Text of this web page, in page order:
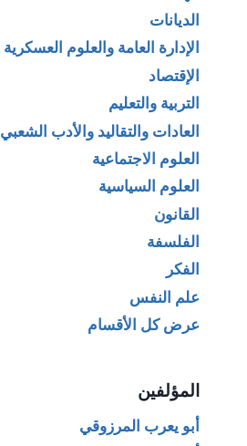
الديانات
الإدارة العامة والعلوم العسكرية
الإقتصاد
التربية والتعليم
العادات والتقاليد والأدب الشعبي
العلوم الاجتماعية
العلوم السياسية
القانون
الفلسفة
الفكر
علم النفس
عرض كل الأقسام
المؤلفين
أبو يعرب المرزوقي